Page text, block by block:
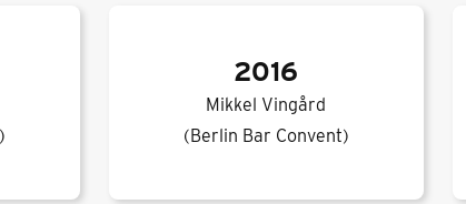
2016
Mikkel Vingård
(Berlin Bar Convent)